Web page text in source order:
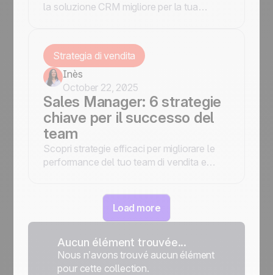
la soluzione CRM migliore per la tua
decisione consapevole.
Strategia di vendita
Inès
October 22, 2025
Sales Manager: 6 strategie
chiave per il successo del
team
Scopri strategie efficaci per migliorare le
performance del tuo team di vendita e
Load more
Aucun élément trouvée...
Nous n’avons trouvé aucun élément
pour cette collection.